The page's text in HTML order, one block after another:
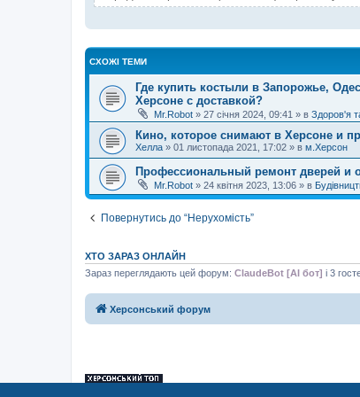
СХОЖІ ТЕМИ
Где купить костыли в Запорожье,
Херсоне с доставкой?
Mr.Robot » 27 січня 2024, 09:41 » в Здоров'я
Кино, которое снимают в Херсоне и
Хелла » 01 листопада 2021, 17:02 » в м.Херсон
Профессиональный ремонт дверей и
Mr.Robot » 24 квітня 2023, 13:06 » в
Повернутись до “Нерухомість”
ХТО ЗАРАЗ ОНЛАЙН
Зараз переглядають цей форум: ClaudeBot [AI бот] і 3
Херсонський форум